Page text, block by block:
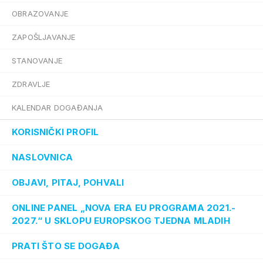
OBRAZOVANJE
ZAPOŠLJAVANJE
STANOVANJE
ZDRAVLJE
KALENDAR DOGAĐANJA
KORISNIČKI PROFIL
NASLOVNICA
OBJAVI, PITAJ, POHVALI
ONLINE PANEL „NOVA ERA EU PROGRAMA 2021.-
2027.“ U SKLOPU EUROPSKOG TJEDNA MLADIH
PRATI ŠTO SE DOGAĐA